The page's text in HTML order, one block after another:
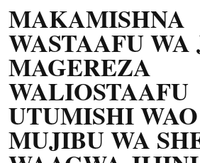
MAKAMISHNA
WASTAAFU
MAGEREZA
WALIOSTAAFU
UTUMISHI
MUJIBU WA